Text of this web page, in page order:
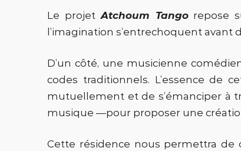
Le projetAtchoum Tangorepose
l’imagination s’entrechoquent avant
D’un côté, une musicienne
codes traditionnels. L’essence de
mutuellement et de s’émanciper à
musique —pour proposer une
Cette résidence nous permettra de